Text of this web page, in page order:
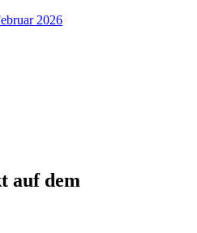
2026
auf dem